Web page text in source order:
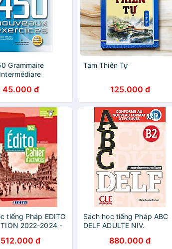
Grammaire
45.000 đ
Tam Thiên Tự
125.000 đ
tiếng Pháp EDITO
2022-2024 -
512.000 đ
Sách học tiếng Pháp ABC
DELF ADULTE NIV.
EDITION880.000 đ